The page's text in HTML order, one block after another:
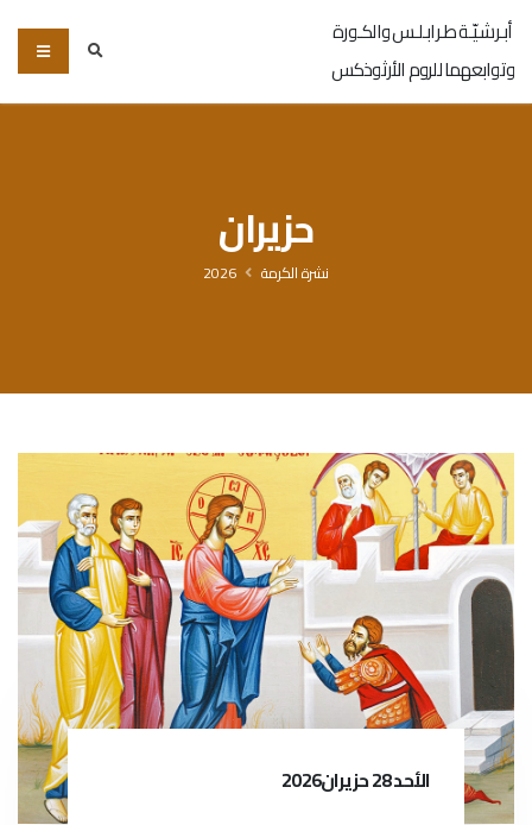
أبـرشـيّـة طـرابـلـس والكـورة
وتوابعهما للروم الأرثوذكس
حزيران
نشرة الكرمة 2026
الأحد 28 حزيران2026